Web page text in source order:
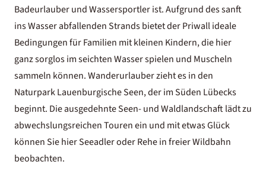
Badeurlauber und Wassersportler ist. Aufgrund des sanft
ins Wasser abfallenden Strands bietet der Priwall ideale
Bedingungen für Familien mit kleinen Kindern, die hier
ganz sorglos im seichten Wasser spielen und Muscheln
sammeln können. Wanderurlauber zieht es in den
Naturpark Lauenburgische Seen, der im Süden Lübecks
beginnt. Die ausgedehnte Seen- und Waldlandschaft lädt zu
abwechslungsreichen Touren ein und mit etwas Glück
können Sie hier Seeadler oder Rehe in freier Wildbahn
beobachten.